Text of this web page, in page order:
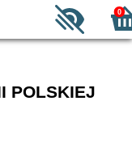
0
POLSKIEJ